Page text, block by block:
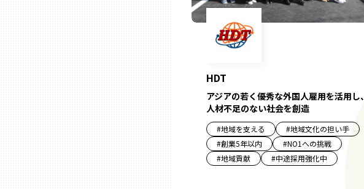
HDT
アジアの若く優秀な外国人雇用を活用し、
人材不足のない社会を創造
#地域を支える #地域文化の担い手
#創業5年以内 #NO1への挑戦
#地域貢献 #中途採用強化中